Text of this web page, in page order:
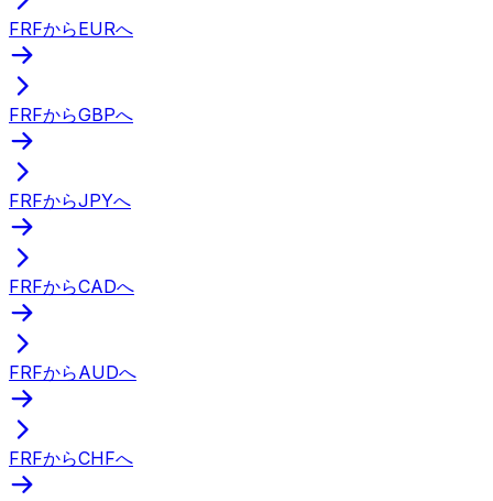
FRFからEURへ
FRFからGBPへ
FRFからJPYへ
FRFからCADへ
FRFからAUDへ
FRFからCHFへ